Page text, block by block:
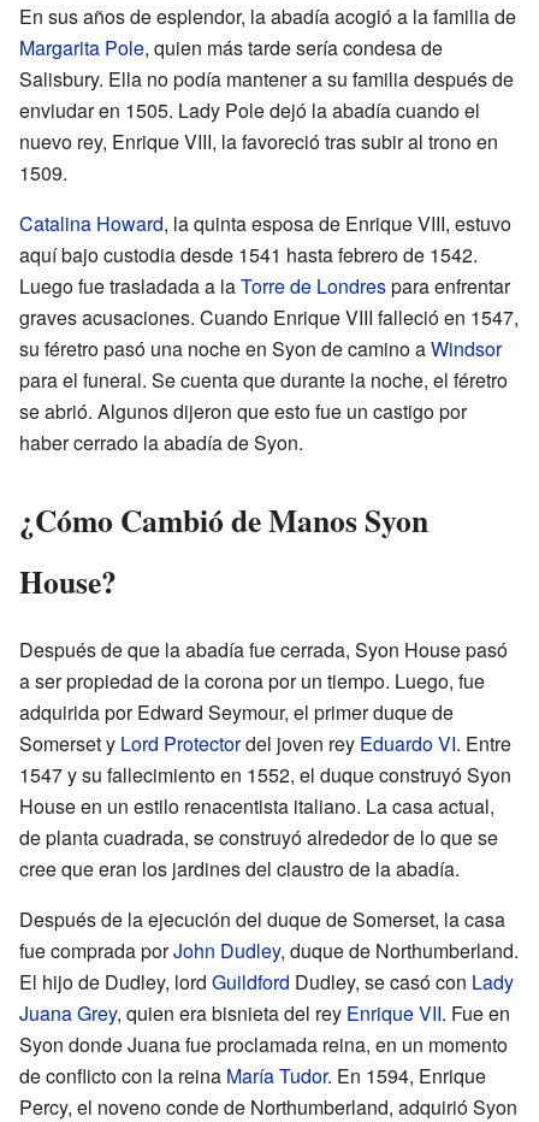
En sus años de esplendor, la abadía acogió a la familia de
Margarita Pole, quien más tarde sería condesa de
Salisbury. Ella no podía mantener a su familia después de
enviudar en 1505. Lady Pole dejó la abadía cuando el
nuevo rey, Enrique VIII, la favoreció tras subir al trono en
1509.
Catalina Howard, la quinta esposa de Enrique VIII, estuvo
aquí bajo custodia desde 1541 hasta febrero de 1542.
Luego fue trasladada a laTorre de Londrespara enfrentar
graves acusaciones. Cuando Enrique VIII falleció en 1547,
su féretro pasó una noche en Syon de camino aWindsor
para el funeral. Se cuenta que durante la noche, el féretro
se abrió. Algunos dijeron que esto fue un castigo por
haber cerrado la abadía de Syon.
¿Cómo Cambió de Manos Syon
House?
Después de que la abadía fue cerrada, Syon House pasó
a ser propiedad de la corona por un tiempo. Luego, fue
adquirida por Edward Seymour, el primer duque de
Somerset y Lord Protectordel joven rey Eduardo VI. Entre
1547 y su fallecimiento en 1552, el duque construyó Syon
House en un estilo renacentista italiano. La casa actual,
de planta cuadrada, se construyó alrededor de lo que se
cree que eran los jardines del claustro de la abadía.
Después de la ejecución del duque de Somerset, la casa
fue comprada porJohn Dudley, duque de Northumberland.
El hijo de Dudley, lord Guildford Dudley, se casó con Lady
Juana Grey, quien era bisnieta del rey Enrique VII. Fue en
Syon donde Juana fue proclamada reina, en un momento
de conflicto con la reina María Tudor. En 1594, Enrique
Percy, el noveno conde de Northumberland, adquirió Syon